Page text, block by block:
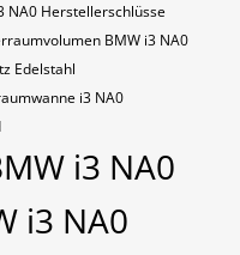
NA0​​​​​ Herstellerschlüsse
BMW i3 NA0
Edelstahl
i3 NA0
i3 NA0
i3 NA0